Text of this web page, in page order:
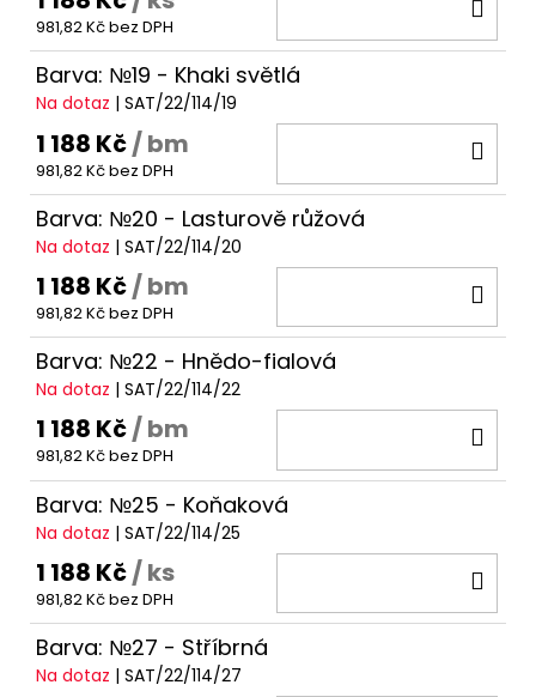
981,82 Kč bez DPH
Barva: №19 - Khaki světlá
Na dotaz | SAT/22/114/19
1 188 Kč/ bm
981,82 Kč bez DPH
Barva: №20 - Lasturově růžová
Na dotaz | SAT/22/114/20
1 188 Kč/ bm
981,82 Kč bez DPH
Barva: №22 - Hnědo-fialová
Na dotaz | SAT/22/114/22
1 188 Kč/ bm
981,82 Kč bez DPH
Barva: №25 - Koňaková
Na dotaz | SAT/22/114/25
1 188 Kč/ ks
981,82 Kč bez DPH
Barva: №27 - Stříbrná
Na dotaz | SAT/22/114/27